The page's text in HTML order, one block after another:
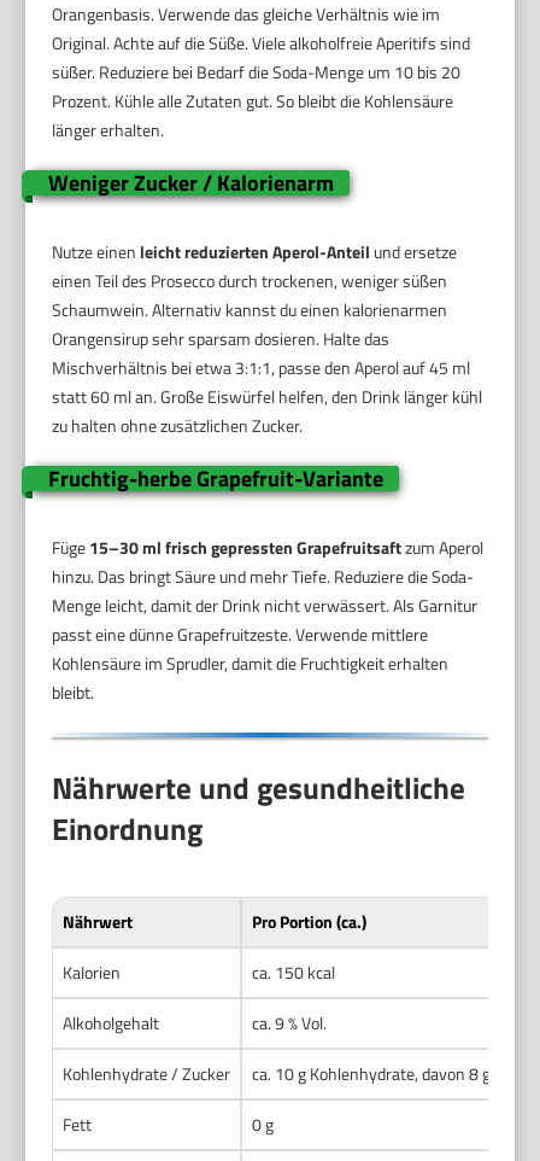
Orangenbasis. Verwende das gleiche Verhältnis wie im
Original. Achte auf die Süße. Viele alkoholfreie Aperitifs sind
süßer. Reduziere bei Bedarf die Soda-Menge um 10 bis 20
Prozent. Kühle alle Zutaten gut. So bleibt die Kohlensäure
länger erhalten.
Weniger Zucker / Kalorienarm
Nutze einen leicht reduzierten Aperol-Anteil und ersetze
einen Teil des Prosecco durch trockenen, weniger süßen
Schaumwein. Alternativ kannst du einen kalorienarmen
Orangensirup sehr sparsam dosieren. Halte das
Mischverhältnis bei etwa 3:1:1, passe den Aperol auf 45 ml
statt 60 ml an. Große Eiswürfel helfen, den Drink länger kühl
zu halten ohne zusätzlichen Zucker.
Fruchtig-herbe Grapefruit-Variante
Füge15–30 ml frisch gepressten Grapefruitsaftzum Aperol
hinzu. Das bringt Säure und mehr Tiefe. Reduziere die Soda-
Menge leicht, damit der Drink nicht verwässert. Als Garnitur
passt eine dünne Grapefruitzeste. Verwende mittlere
Kohlensäure im Sprudler, damit die Fruchtigkeit erhalten
bleibt.
Nährwerte und gesundheitliche
Einordnung
Nährwert
Pro Portion (ca.)
Kalorien
ca. 150 kcal
Alkoholgehalt
ca. 9 % Vol.
Kohlenhydrate / Zucker
ca. 10 g Kohlenhydrate, davon 8 g
Fett
0 g